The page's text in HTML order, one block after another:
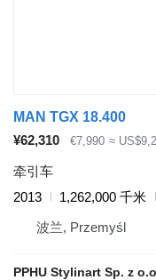
MAN TGX 18.400
¥62,310
€7,990 ≈
牵引车
2013
1,262,000 千米
波兰, Przemyśl
PPHU Stylinart Sp. z